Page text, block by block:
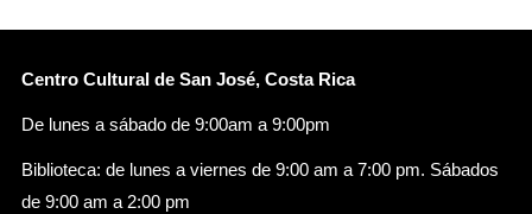
Centro Cultural de San José, Costa Rica
De lunes a sábado de 9:00am a 9:00pm
Biblioteca: de lunes a viernes de 9:00 am a 7:00 pm. Sábados
de 9:00 am a 2:00 pm